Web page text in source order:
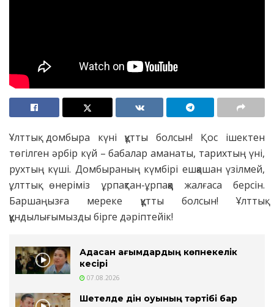
Ұлттық домбыра күні құтты болсын! Қос ішектен
төгілген әрбір күй – бабалар аманаты, тарихтың үні,
рухтың күші. Домбыраның күмбірі ешқашан үзілмей,
ұлттық өнеріміз ұрпақтан-ұрпаққа жалғаса берсін.
Баршаңызға мереке құтты болсын! Ұлттық
құндылығымызды бірге дәріптейік!
Адасқан ағымдардың көпнекелік
кесірі
07.08.2026
Шетелде дін оқуының тәртібі бар